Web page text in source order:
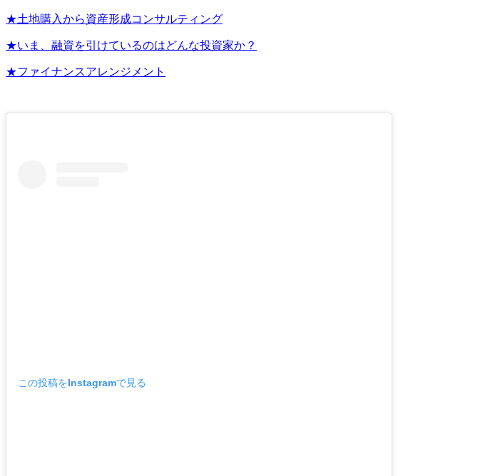
★土地購入から資産形成コンサルティング
★いま、融資を引けているのはどんな投資家か？
★ファイナンスアレンジメント
この投稿をInstagramで見る